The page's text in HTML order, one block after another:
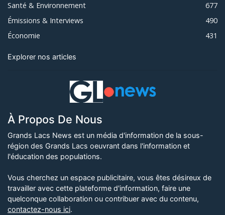
Santé & Environnement
677
Émissions & Interviews
490
Économie
431
Explorer nos articles
À Propos De Nous
Grands Lacs News est un média d'information de la sous-
région des Grands Lacs oeuvrant dans l'information et
l'éducation des populations.
Vous cherchez un espace publicitaire, vous êtes désireux de
travailler avec cette plateforme d'information, faire une
quelconque collaboration ou contribuer avec du contenu,
contactez-nous ici.